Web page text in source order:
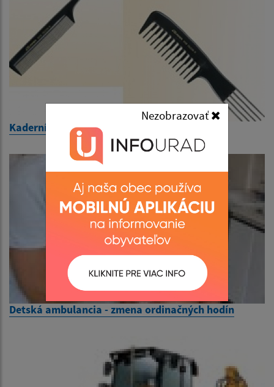
Nezobrazovať
Kaderníctvo BELLISARIUM
Detská ambulancia - zmena ordinačných hodín